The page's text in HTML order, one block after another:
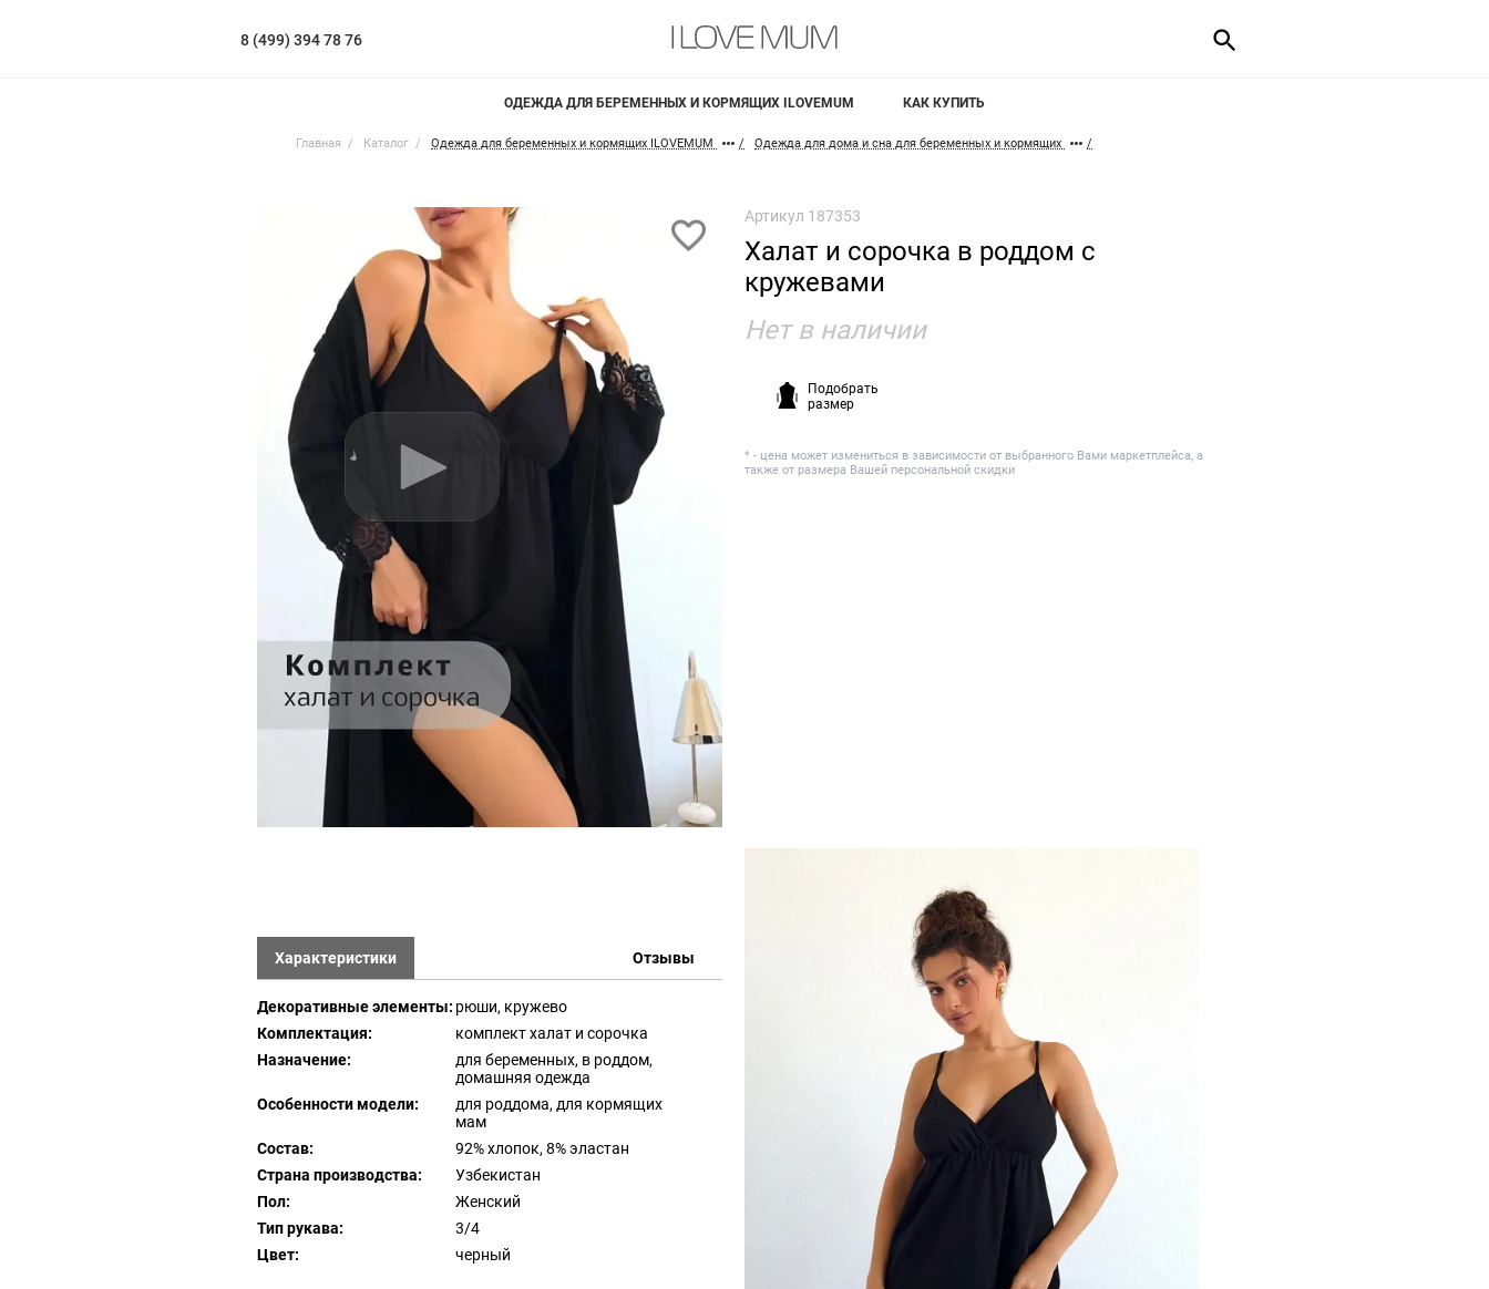
8 (499) 394 78 76
ОДЕЖДА ДЛЯ БЕРЕМЕННЫХ И КОРМЯЩИХ ILOVEMUM КАК КУПИТЬ
Главная Каталог Одежда для беременных и кормящих ILOVEMUM Одежда для дома и сна для беременных и кормящих
Артикул 187353
Халат и сорочка в роддом с
кружевами
Нет в наличии
Подобрать
размер
* - цена может измениться в зависимости от выбранного Вами маркетплейса, а
также от размера Вашей персональной скидки
Характеристики Отзывы
Декоративные элементы: рюши, кружево
Комплектация:
комплект халат и сорочка
Назначение:
для беременных, в роддом,
домашняя одежда
Особенности модели:
для роддома, для кормящих
мам
Состав:
92% хлопок, 8% эластан
Страна производства:
Узбекистан
Пол:
Женский
Тип рукава:
3/4
Цвет:
черный